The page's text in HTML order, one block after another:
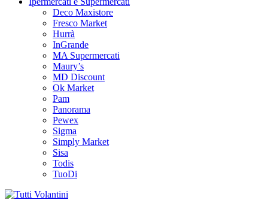
Deco Maxistore
Fresco Market
Hurrà
InGrande
MA Supermercati
Maury’s
MD Discount
Ok Market
Pam
Panorama
Pewex
Sigma
Simply Market
Sisa
Todis
TuoDi